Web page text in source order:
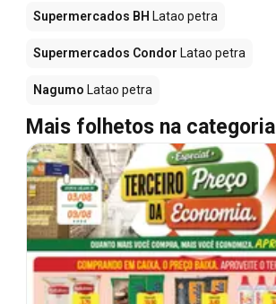
Supermercados BH Latao petra
Supermercados Condor Latao petra
Nagumo Latao petra
Mais folhetos na categoria